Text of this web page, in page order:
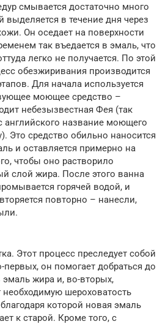
смывается достаточно много
выделяется в течение дня через
Он оседает на поверхности
так въедается в эмаль, что
легко не получается. По этой
обезжиривания производится
Для начала используется
моющее средство –
небезызвестная Фея (так
английского название моющего
Это средство обильно наносится
и оставляется примерно на
чтобы оно растворило
слой жира. После этого ванна
горячей водой, и
повторно – нанесли,
Этот процесс преследует собой
он помогает добраться до
эмаль жира и, во-вторых,
необходимую шероховатость
которой новая эмаль
к старой. Кроме того, с